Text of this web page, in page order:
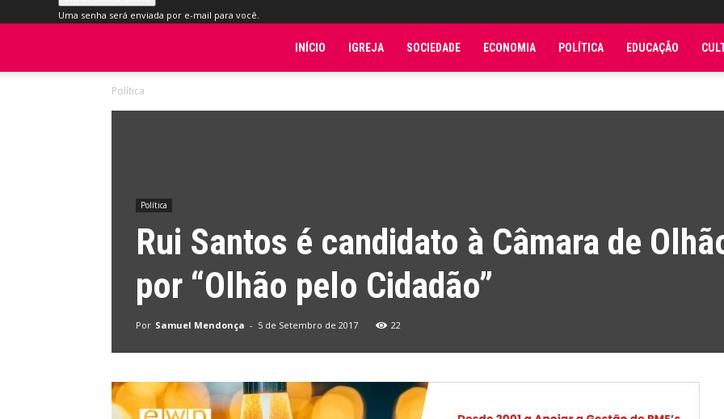
Uma senha será enviada por e-mail para você.
INÍCIO IGREJA SOCIEDADE ECONOMIA POLÍTICA EDUCAÇÃO
Política
Política
Rui Santos é candidato à Câmara de
por “Olhão pelo Cidadão”
Por Samuel Mendonça - 5 de Setembro de 2017 22